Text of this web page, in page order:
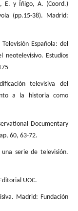
E. y Íñigo, A. (Coord.)
(pp.15-38). Madrid:
Española: del
neotelevisivo. Estudios
televisiva del
a la historia como
Documentary
60, 63-72.
serie de televisión.
UOC.
Madrid: Fundación